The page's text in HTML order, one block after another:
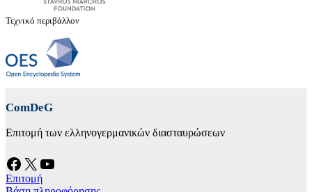
Τεχνικό περιβάλλον
ComDeG
Επιτομή των ελληνογερμανικών διασταυρώσεων
Facebook X YouTube
Επιτομή